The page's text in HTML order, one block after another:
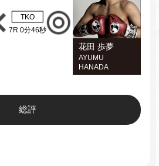
TKO
7R 0分46秒
花田 歩夢
AYUMU
HANADA
総評